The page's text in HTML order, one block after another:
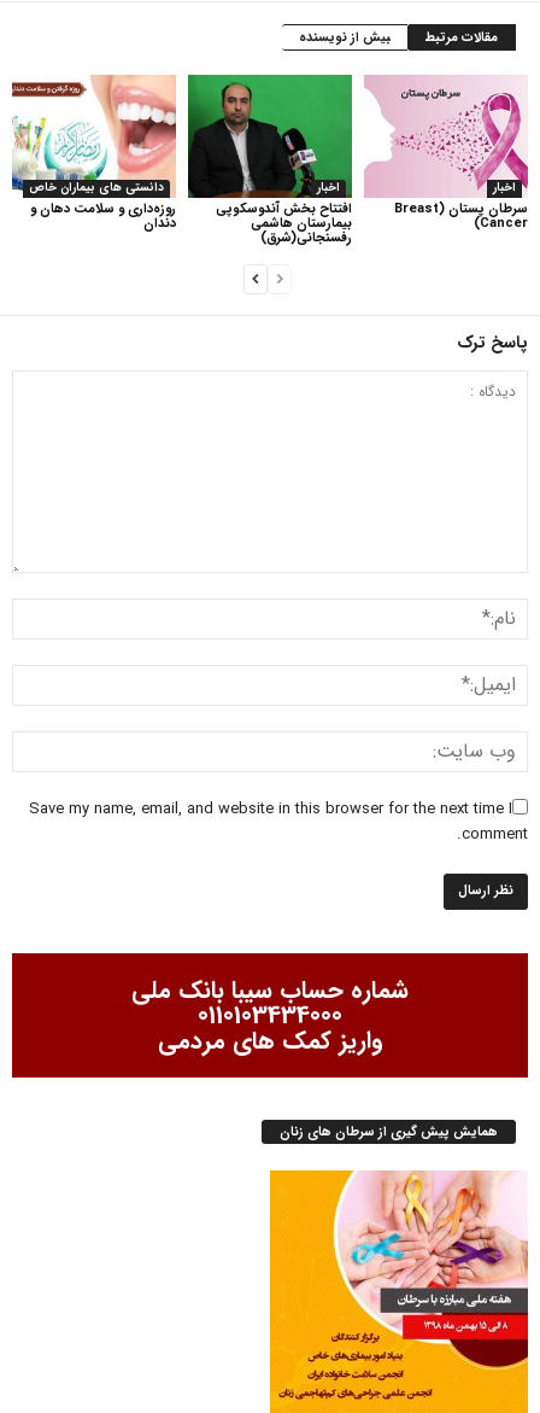
مقالات مرتبط بیش از نویسنده
دانستی های بیماران خاص
روزه‌داری و سلامت دهان و
دندان
اخبار
افتتاح بخش آندوسکوپی
بیمارستان هاشمی
رفسنجانی(شرق)
اخبار
سرطان پستان (Breast
Cancer)
پاسخ ترک
Save my name, email, and website in this browser for the next time I
comment.
شماره حساب سیبا بانک ملی
0110103434000
واریز کمک های مردمی
همایش پیش گیری از سرطان های زنان